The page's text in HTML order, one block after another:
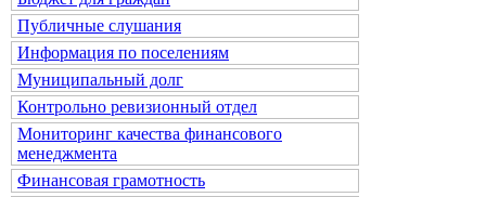
Публичные слушания
Информация по поселениям
Муниципальный долг
Контрольно ревизионный отдел
Мониторинг качества финансового
менеджмента
Финансовая грамотность